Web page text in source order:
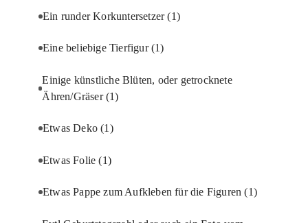
Ein runder Korkuntersetzer(1)
Eine beliebige Tierfigur(1)
Einige künstliche Blüten, oder getrocknete
Ähren/Gräser(1)
Etwas Deko(1)
Etwas Folie(1)
Etwas Pappe zum Aufkleben für die Figuren(1)